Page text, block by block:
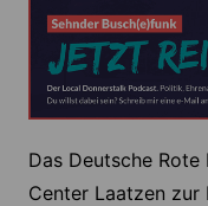
Das Deutsche
Center Laatzen zur